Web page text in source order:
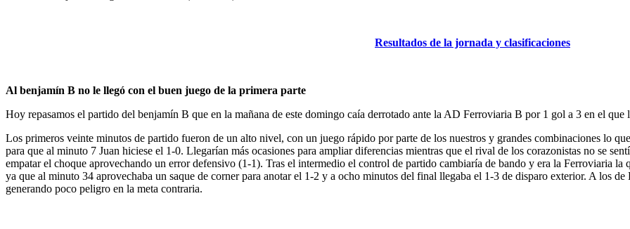
Resultados de la jornada y clasificaciones
Al benjamín B no le llegó con el buen juego de la primera parte
Hoy repasamos el partido del benjamín B que en la mañana de este domingo caía derrotado ante la AD Ferroviaria B por 1 gol a 3 en el
Los primeros veinte minutos de partido fueron de un alto nivel, con un juego rápido por parte de los nuestros y grandes combinaciones lo
para que al minuto 7 Juan hiciese el 1-0. Llegarían más ocasiones para ampliar diferencias mientras que el rival de los corazonistas no se
empatar el choque aprovechando un error defensivo (1-1). Tras el intermedio el control de partido cambiaría de bando y era la Ferroviaria
ya que al minuto 34 aprovechaba un saque de corner para anotar el 1-2 y a ocho minutos del final llegaba el 1-3 de disparo exterior. A los
generando poco peligro en la meta contraria.